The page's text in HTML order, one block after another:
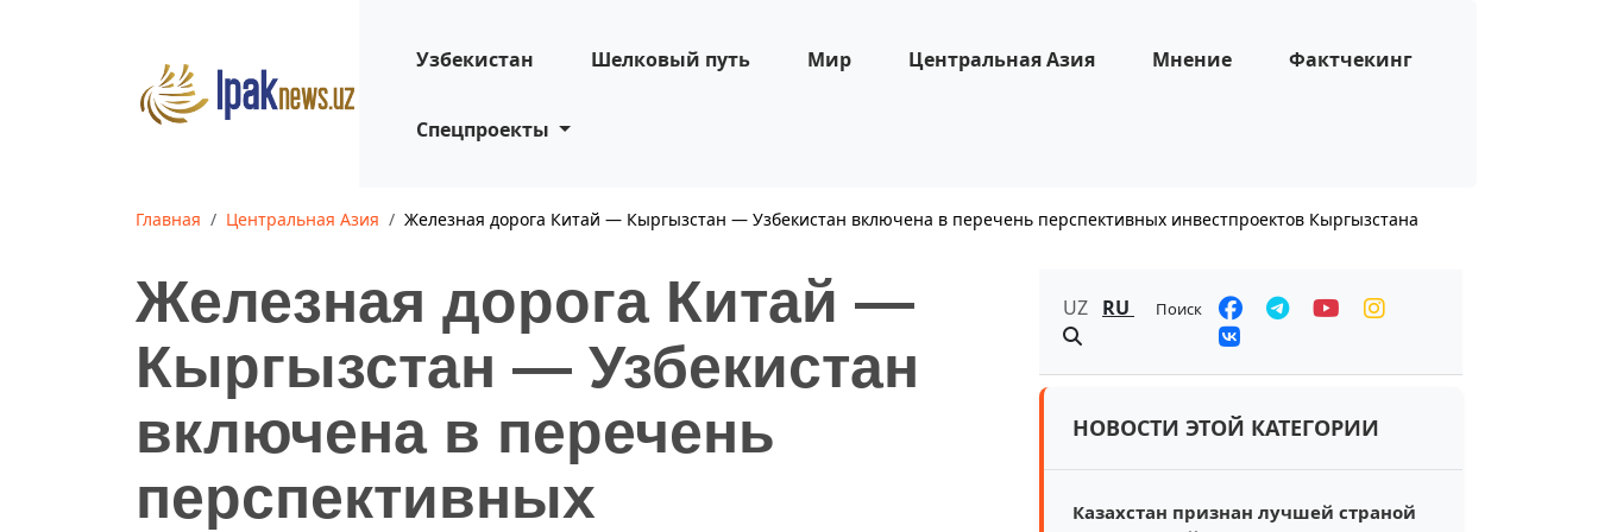
Узбекистан Шелковый путь Мир Центральная Азия Мнение Фактчекинг
Спецпроекты
Главная Центральная Азия Железная дорога Китай — Кыргызстан — Узбекистан включена в перечень перспективных инвестпроектов Кыргызстана
Железная дорога Китай —
Кыргызстан — Узбекистан
включена в перечень
перспективных
UZ RU Поиск
НОВОСТИ ЭТОЙ КАТЕГОРИИ
Казахстан признан лучшей страной